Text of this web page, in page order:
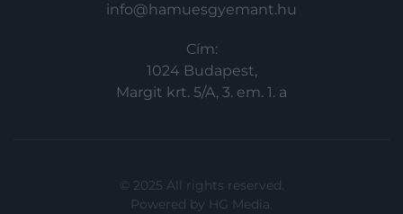
info@hamuesgyemant.hu
Cím:
1024 Budapest,
Margit krt. 5/A, 3. em. 1. a
© 2025 All rights reserved.
Powered by HG Media.